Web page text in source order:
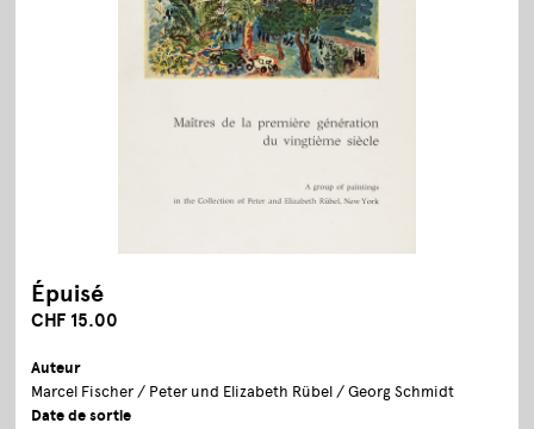
Épuisé
CHF 15.00
Auteur
Marcel Fischer / Peter und Elizabeth Rübel / Georg Schmidt
Date de sortie